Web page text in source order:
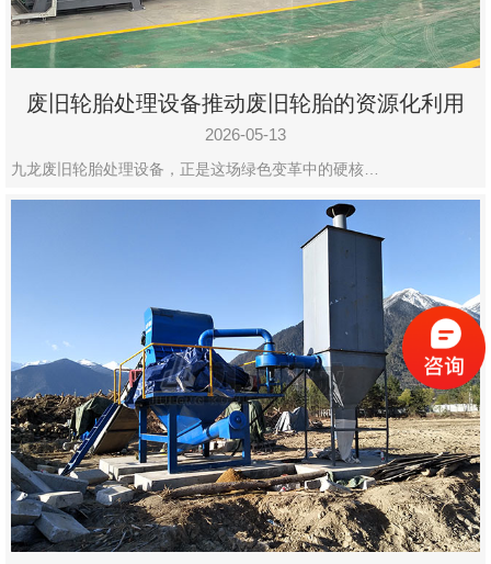
废旧轮胎处理设备推动废旧轮胎的资源化利用
2026-05-13
九龙废旧轮胎处理设备，正是这场绿色变革中的硬核…